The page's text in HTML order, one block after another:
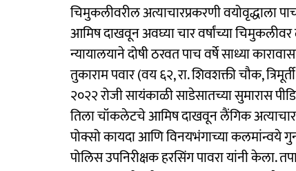
चिमुकलीवरील अत्याचारप्रकरणी वयोवृद्धाला
आमिष दाखवून अवघ्या चार वर्षांच्या
न्यायालयाने दोषी ठरवत पाच वर्षे साध्या
तुकाराम पवार (वय ६२, रा. शिवशक्ती चौक,
२०२२ रोजी सायंकाळी साडेसातच्या सुमारास
तिला चॉकलेटचे आमिष दाखवून लैंगिक अत्याचार
पोक्सो कायदा आणि विनयभंगाच्या कलमांन्वये
पोलिस उपनिरीक्षक हरसिंग पावरा यांनी केला.